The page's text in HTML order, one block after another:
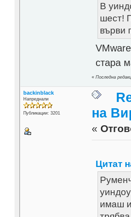
В
шест!
върви
стара
«Последна
backinblack
Напреднали
Публикации: 3201
на
«
Цитат
имаш